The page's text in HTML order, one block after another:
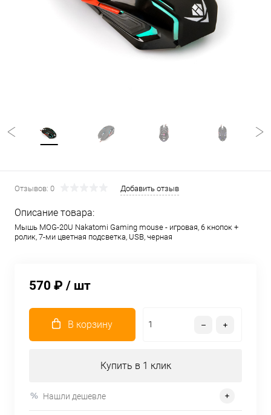
Отзывов: 0 Добавить отзыв
Описание товара:
Мышь MOG-20U Nakatomi Gaming mouse - игровая, 6 кнопок +
ролик, 7-ми цветная подсветка, USB, черная
570 ₽ / шт
В корзину
Купить в 1 клик
Нашли дешевле